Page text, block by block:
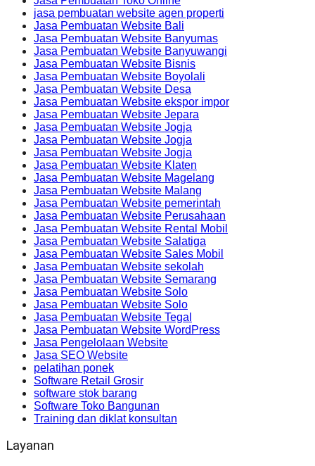
jasa pembuatan website agen properti
Jasa Pembuatan Website Bali
Jasa Pembuatan Website Banyumas
Jasa Pembuatan Website Banyuwangi
Jasa Pembuatan Website Bisnis
Jasa Pembuatan Website Boyolali
Jasa Pembuatan Website Desa
Jasa Pembuatan Website ekspor impor
Jasa Pembuatan Website Jepara
Jasa Pembuatan Website Jogja
Jasa Pembuatan Website Jogja
Jasa Pembuatan Website Jogja
Jasa Pembuatan Website Klaten
Jasa Pembuatan Website Magelang
Jasa Pembuatan Website Malang
Jasa Pembuatan Website pemerintah
Jasa Pembuatan Website Perusahaan
Jasa Pembuatan Website Rental Mobil
Jasa Pembuatan Website Salatiga
Jasa Pembuatan Website Sales Mobil
Jasa Pembuatan Website sekolah
Jasa Pembuatan Website Semarang
Jasa Pembuatan Website Solo
Jasa Pembuatan Website Solo
Jasa Pembuatan Website Tegal
Jasa Pembuatan Website WordPress
Jasa Pengelolaan Website
Jasa SEO Website
pelatihan ponek
Software Retail Grosir
software stok barang
Software Toko Bangunan
Training dan diklat konsultan
Layanan